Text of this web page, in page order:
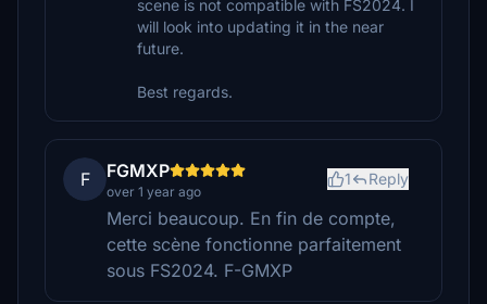
scene is not compatible with FS2024. I
will look into updating it in the near
future.
Best regards.
F FGMXP
over 1 year ago
1 Reply
Merci beaucoup. En fin de compte,
cette scène fonctionne parfaitement
sous FS2024. F-GMXP